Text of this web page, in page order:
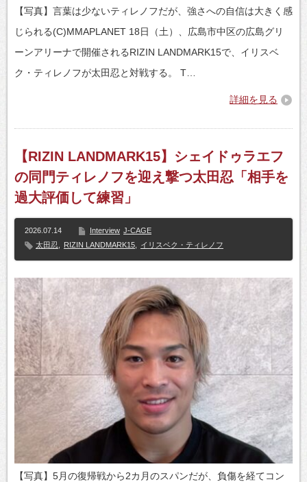
【写真】言葉は少ないティレノフだが、強さへの自信は大きく感
じられる(C)MMAPLANET 18日（土）、広島市中区の広島グリ
ーンアリーナで開催されるRIZIN LANDMARK15で、イリスベ
ク・ティレノフが太田忍と対戦する。 T…
詳細を見る
【RIZIN LANDMARK15】シェイドゥラエフ
の同門ティレノフを迎え撃つ太田忍「相手を
過大評価して練習」
2026.07.14 Interview J-CAGE
太田忍
RIZIN LANDMARK15 イリスベク・ティレノフ
【写真】5月の復帰戦から2カ月のスパンだが、負傷を経てコン